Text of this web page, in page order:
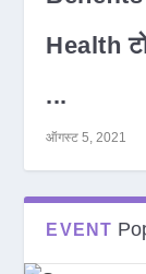
Health
...
ऑगस्ट 5, 2021
EVENT